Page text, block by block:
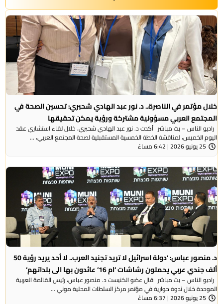
خلال مؤتمر في الناصرة.. د. نور عبد الهادي شحبري: تحسين الصحة في
المجتمع العربي مسؤولية مشتركة ورؤية يمكن تحقيقها
راديو الناس – بث مباشر أكدت د. نور عبد الهادي شحبري، خلال لقاء استشاري عقد
اليوم الخميس، لمناقشة الخطة الخمسية المستقبلية لصحة المجتمع العربي، ...
25 يونيو 2026 | 6:42 مساءً
د. منصور عباس: ‘دولة اسرائيل لا تريد تجنيد العرب.. لا أحد يريد رؤية 50
ألف جندي عربي يحملون رشاشات ‘ام 16‘ عائدون بها الى بلداتهم‘
راديو الناس – بث مباشر قال عضو الكنيست د. منصور عباس، رئيس القائمة العربية
الموحدة خلال ندوة حوارية في مؤتمر مركز السلطات المحلية موني ...
25 يونيو 2026 | 6:37 مساءً